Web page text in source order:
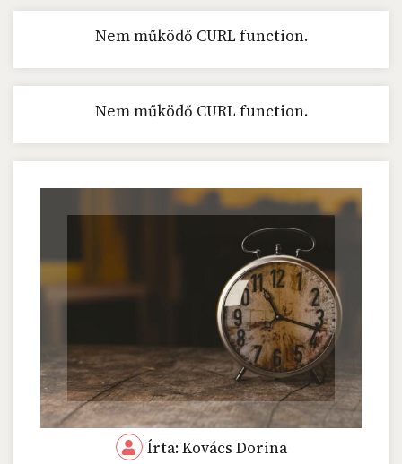
Nem működő CURL function.
Nem működő CURL function.
Írta: Kovács Dorina